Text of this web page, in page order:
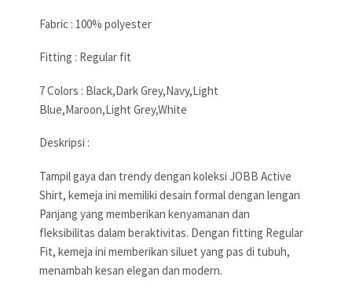
Fabric : 100% polyester
Fitting : Regular fit
7 Colors : Black,Dark Grey,Navy,Light
Blue,Maroon,Light Grey,White
Deskripsi :
Tampil gaya dan trendy dengan koleksi JOBB Active
Shirt, kemeja ini memiliki desain formal dengan lengan
Panjang yang memberikan kenyamanan dan
fleksibilitas dalam beraktivitas. Dengan fitting Regular
Fit, kemeja ini memberikan siluet yang pas di tubuh,
menambah kesan elegan dan modern.